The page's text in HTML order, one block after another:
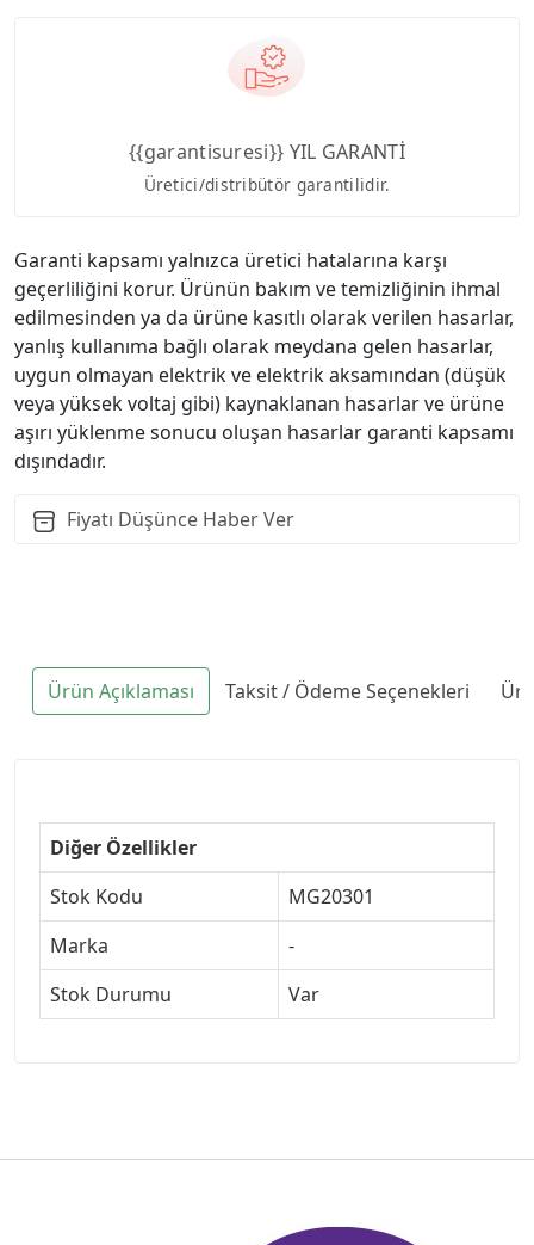
{{garantisuresi}} YIL GARANTİ
Üretici/distribütör garantilidir.
Garanti kapsamı yalnızca üretici hatalarına karşı
geçerliliğini korur. Ürünün bakım ve temizliğinin ihmal
edilmesinden ya da ürüne kasıtlı olarak verilen hasarlar,
yanlış kullanıma bağlı olarak meydana gelen hasarlar,
uygun olmayan elektrik ve elektrik aksamından (düşük
veya yüksek voltaj gibi) kaynaklanan hasarlar ve ürüne
aşırı yüklenme sonucu oluşan hasarlar garanti kapsamı
dışındadır.
Fiyatı Düşünce Haber Ver
Ürün Açıklaması Taksit / Ödeme Seçenekleri
Diğer Özellikler
Stok Kodu
MG20301
Marka
-
Stok Durumu
Var